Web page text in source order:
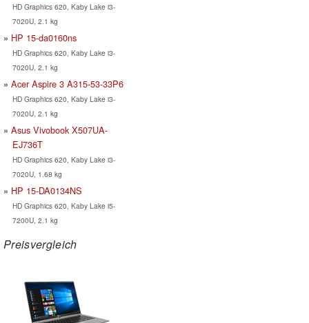
HD Graphics 620, Kaby Lake i3-
7020U, 2.1 kg
HP 15-da0160ns
HD Graphics 620, Kaby Lake i3-
7020U, 2.1 kg
Acer Aspire 3 A315-53-33P6
HD Graphics 620, Kaby Lake i3-
7020U, 2.1 kg
Asus Vivobook X507UA-
EJ736T
HD Graphics 620, Kaby Lake i3-
7020U, 1.68 kg
HP 15-DA0134NS
HD Graphics 620, Kaby Lake i5-
7200U, 2.1 kg
Preisvergleich